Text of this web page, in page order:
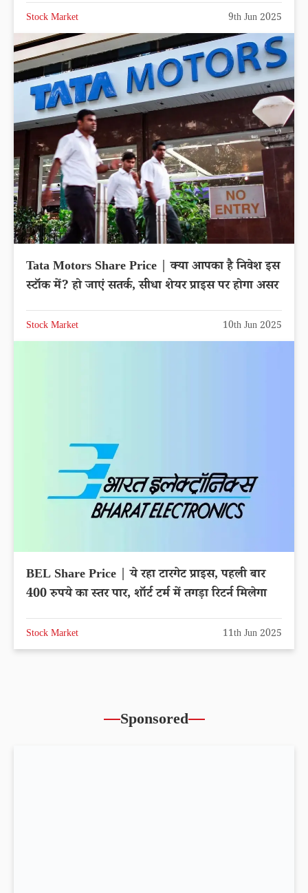
Stock Market 9th Jun 2025
Tata Motors Share Price | क्या आपका है निवेश इस
स्टॉक में? हो जाएं सतर्क, सीधा शेयर प्राइस पर होगा असर
Stock Market 10th Jun 2025
BEL Share Price | ये रहा टारगेट प्राइस, पहली बार
400 रुपये का स्तर पार, शॉर्ट टर्म में तगड़ा रिटर्न मिलेगा
Stock Market 11th Jun 2025
Sponsored